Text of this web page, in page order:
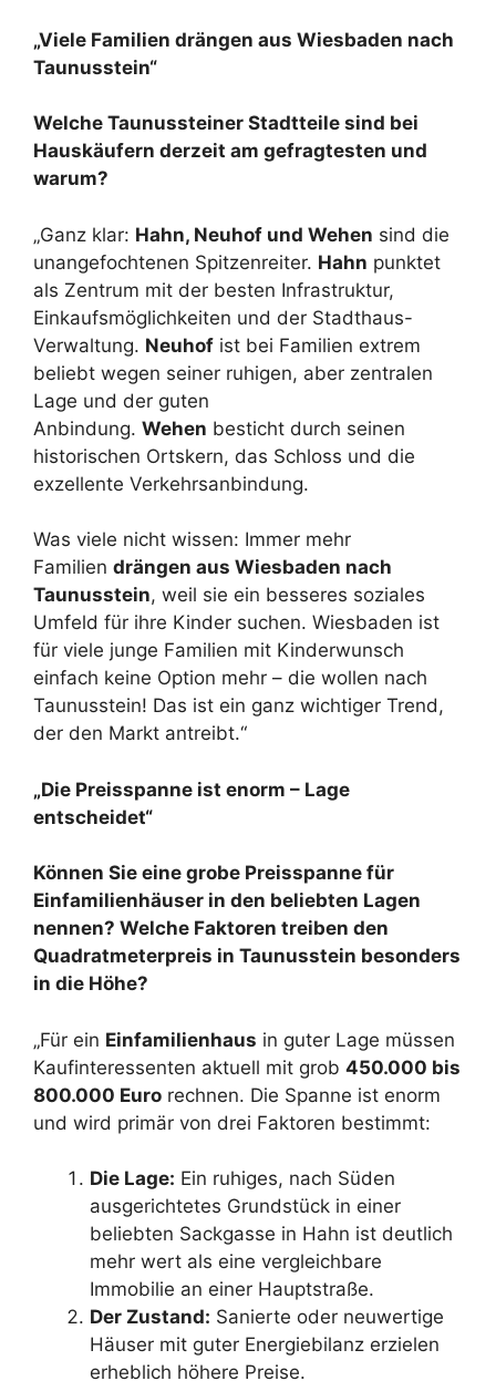
„Viele Familien drängen aus Wiesbaden nach
Taunusstein“
Welche Taunussteiner Stadtteile sind bei
Hauskäufern derzeit am gefragtesten und
warum?
„Ganz klar: Hahn, Neuhof und Wehen sind die
unangefochtenen Spitzenreiter. Hahn punktet
als Zentrum mit der besten Infrastruktur,
Einkaufsmöglichkeiten und der Stadthaus-
Verwaltung. Neuhof ist bei Familien extrem
beliebt wegen seiner ruhigen, aber zentralen
Lage und der guten
Anbindung. Wehen besticht durch seinen
historischen Ortskern, das Schloss und die
exzellente Verkehrsanbindung.
Was viele nicht wissen: Immer mehr
Familien drängen aus Wiesbaden nach
Taunusstein, weil sie ein besseres soziales
Umfeld für ihre Kinder suchen. Wiesbaden ist
für viele junge Familien mit Kinderwunsch
einfach keine Option mehr – die wollen nach
Taunusstein! Das ist ein ganz wichtiger Trend,
der den Markt antreibt.“
„Die Preisspanne ist enorm – Lage
entscheidet“
Können Sie eine grobe Preisspanne für
Einfamilienhäuser in den beliebten Lagen
nennen? Welche Faktoren treiben den
Quadratmeterpreis in Taunusstein besonders
in die Höhe?
„Für ein Einfamilienhaus in guter Lage müssen
Kaufinteressenten aktuell mit grob 450.000 bis
800.000 Euro rechnen. Die Spanne ist enorm
und wird primär von drei Faktoren bestimmt:
Die Lage: Ein ruhiges, nach Süden
ausgerichtetes Grundstück in einer
beliebten Sackgasse in Hahn ist deutlich
mehr wert als eine vergleichbare
Immobilie an einer Hauptstraße.
Der Zustand: Sanierte oder neuwertige
Häuser mit guter Energiebilanz erzielen
erheblich höhere Preise.